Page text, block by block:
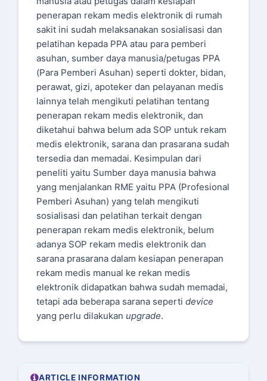
penerapan rekam medis elektronik di rumah
sakit ini sudah melaksanakan sosialisasi dan
pelatihan kepada PPA atau para pemberi
asuhan, sumber daya manusia/petugas PPA
(Para Pemberi Asuhan) seperti dokter, bidan,
perawat, gizi, apoteker dan pelayanan medis
lainnya telah mengikuti pelatihan tentang
penerapan rekam medis elektronik, dan
diketahui bahwa belum ada SOP untuk rekam
medis elektronik, sarana dan prasarana sudah
tersedia dan memadai. Kesimpulan dari
peneliti yaitu Sumber daya manusia bahwa
yang menjalankan RME yaitu PPA (Profesional
Pemberi Asuhan) yang telah mengikuti
sosialisasi dan pelatihan terkait dengan
penerapan rekam medis elektronik, belum
adanya SOP rekam medis elektronik dan
sarana prasarana dalam kesiapan penerapan
rekam medis manual ke rekan medis
elektronik didapatkan bahwa sudah memadai,
tetapi ada beberapa sarana seperti device
yang perlu dilakukan upgrade.
ARTICLE INFORMATION